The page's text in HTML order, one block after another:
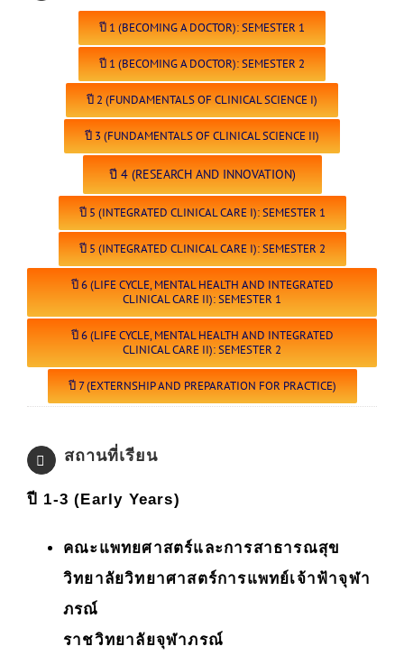
ปี 1 (BECOMING A DOCTOR): SEMESTER 1
ปี 1 (BECOMING A DOCTOR): SEMESTER 2
ปี 2 (FUNDAMENTALS OF CLINICAL SCIENCE I)
ปี 3 (FUNDAMENTALS OF CLINICAL SCIENCE II)
ปี 4 (RESEARCH AND INNOVATION)
ปี 5 (INTEGRATED CLINICAL CARE I): SEMESTER 1
ปี 5 (INTEGRATED CLINICAL CARE I): SEMESTER 2
ปี 6 (LIFE CYCLE, MENTAL HEALTH AND INTEGRATED
CLINICAL CARE II): SEMESTER 1
ปี 6 (LIFE CYCLE, MENTAL HEALTH AND INTEGRATED
CLINICAL CARE II): SEMESTER 2
ปี 7 (EXTERNSHIP AND PREPARATION FOR PRACTICE)
สถานที่เรียน
ปี 1-3 (Early Years)
คณะแพทยศาสตร์และการสาธารณสุข
วิทยาลัยวิทยาศาสตร์การแพทย์เจ้าฟ้าจุฬา
ภรณ์
ราชวิทยาลัยจุฬาภรณ์